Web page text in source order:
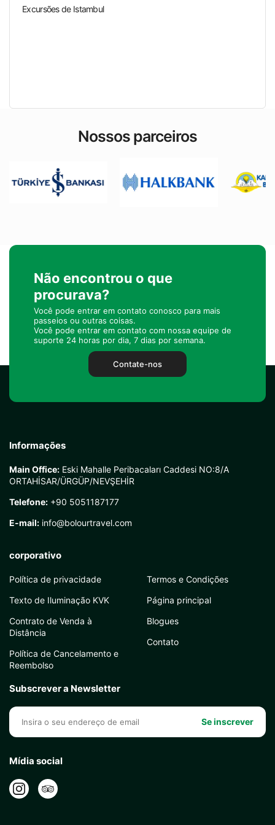
Excursões de Istambul
Nossos parceiros
Não encontrou o que
procurava?
Você pode entrar em contato conosco para mais
passeios ou outras coisas.
Você pode entrar em contato com nossa equipe de
suporte 24 horas por dia, 7 dias por semana.
Contate-nos
Informações
Main Office: Eski Mahalle Peribacaları Caddesi NO:8/A
ORTAHİSAR/ÜRGÜP/NEVŞEHİR
Telefone: +90 5051187177
E-mail: info@bolourtravel.com
corporativo
Política de privacidade
Texto de Iluminação KVK
Contrato de Venda à
Distância
Política de Cancelamento e
Reembolso
Termos e Condições
Página principal
Blogues
Contato
Subscrever a Newsletter
Se inscrever
Mídia social